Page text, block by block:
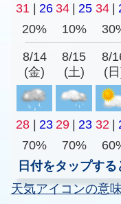
31 | 26 34 | 25 34 |
20%
10%
8/14
(金)
8/15
(土)
8/
(
28 | 23 29 | 23 32 |
70%
70%
日付をタップす
天気アイコンの意